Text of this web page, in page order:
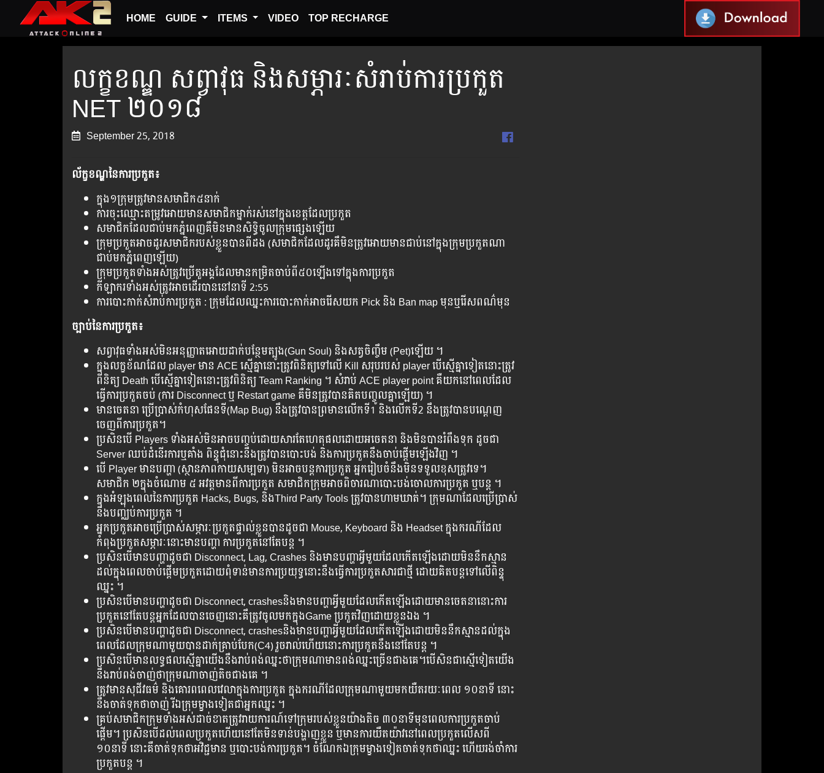
HOME GUIDE ITEMS VIDEO TOP RECHARGE
លក្ខខណ្ឌ​ សព្វាវុធ និង​សម្ភារៈសំរាប់​ការ​ប្រកួត​​
NET ២០១៨
September 25, 2018
ល័ក្ខខណ្ឌនៃ​ការ​ប្រកួត៖
ក្នុង​១​ក្រុម​ត្រូវមានសមាជិក​​៥នាក់
ការចុះឈ្មោះតម្រូវអោយមានសមាជិកម្នាក់រស់នៅក្នុងខេត្តដែលប្រកួត
សមាជិកដែលជាប់មកភ្នំពេញគឺមិនមានសិទ្ធិចូលក្រុមផ្សេងឡើយ
ក្រុមប្រកួតអាចដូរសមាជិករបស់ខ្លួនបានពីដង (សមាជិកដែលដូរគឹមិនត្រូវអោយមានជាប់នៅក្នុងក្រុមប្រកួតណា
ជាប់មកភំ្នពេញឡើយ)
ក្រុមប្រកួតទាំងអស់ត្រូវប្រើតួអង្គដែលមានកម្រិតចាប់ពី​៥០ឡើងទៅក្នុងការប្រកួត
កីឡាករទាំងអស់ត្រូវអាចដើរបាននៅនាទី 2:55
ការបោះកាក់សំរាប់ការប្រកួត : ក្រុមដែលឈ្នះការបោះកាក់អាចរើសយក Pick និង Ban map មុនឬរើសពណ៌មុន
ច្បាប់នៃការប្រកួត៖
សព្វាវុធទាំងអស់មិនអនុញ្ញាតអោយដាក់បន្ថែមត្បូង(Gun Soul) និង​សត្វចិញ្ចឹម (Pet)​ឡើយ ។
ក្នុងលក្ខខ័ណដែល player មាន​ ACE ស្មើគ្នានោះត្រូវពិនិត្យទៅលើ Kill សរុបរបស់ player បើស្មើគ្នាទៀតនោះត្រូវ
ពិនិត្យ Death បើស្មើគ្នាទៀតនោះត្រូវពិនិត្យ Team Ranking ។ សំរាប់ ACE player​ point គឺយកនៅពេលដែល
ធ្វើការប្រកួតចប់ (ការ Disconnect ឬ​ Restart game គឹមិនត្រូវបានគិតបញ្ចូលគ្នាឡើយ) ។
មានចេតនា ប្រើប្រាស់កំហុសផែនទី(Map Bug) នឹងត្រូវបានព្រមានលើកទី1 និងលើកទី2 នឹងត្រូវ​បាន​បណ្តេញ
ចេញពីការប្រកួត។
ប្រសិនបើ Players ទាំង​អស់​មិន​អាច​បញ្ចប់​ដោយ​សារ​តែ​ហេតុ​ផល​ដោយ​អចេតនា និង​មិន​បាន​​រំពឹង​ទុក ដូច​ជា
Server ​ឈប់​​​​ដំនើរ​​ការ​​ឬ​គាំង​ ពិន្ទុ​​ជុំ​​នោះ​នឹង​ត្រូវ​បាន​បោះ​បង់​ និង​ការ​ប្រកួត​នឹង​ចាប់​ផ្តើម​ឡើង​វិញ ។
​បើ​ Player មាន​បញ្ហា (ស្ថានភាពកាយសម្បទា) មិន​អាច​បន្ត​​ការ​ប្រកួត អ្នក​​រៀប​ចំ​នឹង​​មិន​ទទួល​​ខុស​ត្រូវ​ទេ។ ​
សមាជិក ២ក្នុងចំណោម ៥ អវត្តមានពីការប្រកួត​ សមាជិកក្រុមអាចពិចារណាបោះបង់ចោលការប្រកួត ឬបន្ត ។
ក្នុង​អំឡុង​ពេល​នៃ​ការ​ប្រកួត​ Hacks, Bugs, និងThird Party Tools ត្រូវបានហាមឃាត់។ ក្រុម​ណា​ដែល​ប្រើ​ប្រាស់​
នឹង​បញ្ឈប់​ការ​ប្រកួត​ ។
អ្នក​ប្រកួត​អាច​ប្រើ​ប្រាស់​សម្ភារៈប្រកួត​ផ្ទាល់​ខ្លួន​បាន​ដូច​ជា​ Mouse, Keyboard និង​ Headset ក្នុង​ករណី​ដែល​
កំពុង​ប្រកួតសម្ភារៈ​នោះ​មាន​បញ្ហា​ ការ​ប្រកួត​នៅ​តែ​បន្ត​ ។
ប្រសិន​បើ​មាន​បញ្ហា​ដូចជា​ Disconnect, Lag, Crashes និង​មាន​បញ្ហា​អ្វី​មួយ​ដែល​កើត​ឡើង​ដោយ​មិន​នឹក​ស្មាន​
ដល់​ក្នុង​ពេលចាប់ផ្ដើម​​ប្រកួត​ដោយ​ពុំទាន់​មាន​ការ​ប្រយុទ្ធ​នោះនឹង​ធ្វើ​ការ​ប្រកួត​សារ​ជាថ្មី​ ដោយ​គិត​បន្ត​ទៅ​លើ​ពិន្ទុ​
ឈ្នះ​ ។
ប្រសិន​បើ​មាន​បញ្ហា​ដូចជា​ Disconnect, crashesនិង​មាន​បញ្ហា​អ្វី​មួយ​ដែល​កើត​ឡើង​ដោយមានចេតនានោះការ​
ប្រកួត​នៅ​តែ​បន្ត​​អ្នក​ដែលបានចេញនោះគឹត្រូវចូលមកក្នុងGame ​ប្រកួត​វិញ​ដោយខ្លួនឯង ។
ប្រសិន​បើ​មាន​បញ្ហា​ដូចជា​ Disconnect, crashesនិង​មាន​បញ្ហា​អ្វី​មួយ​ដែល​កើត​ឡើង​ដោយ​មិន​នឹក​ស្មាន​ដល់​ក្នុង​
ពេលដែល​ក្រុម​ណា​មួយបាន​ដាក់​គ្រាប់បែក(C4)​ រួចរាល់ហើយ​នោះការ​ប្រកួត​នឹងនៅតែបន្ដ ។
ប្រសិនបើមានលទ្ធផលស្មើគ្នាយើងនឹងរាប់ពង់ឈ្នះថាក្រុមណាមានពង់ឈ្នះច្រើនជាងគេ។បើសិនជាស្មើទៀតយើង
នឹងរាប់ពង់ចាញ់ថាក្រុមណាចាញ់តិចជាងគេ ។​
ត្រូវ​មាន​សុជីវធម៌​ និងគោរព​ពេលវេលា​ក្នុង​ការ​ប្រកួត​ ក្នុង​ករណី​ដែល​ក្រុម​ណាមួយ​មក​យឺត​រយៈពេល​ ១០នាទី​ នោះ​
នឹង​ចាត់​ទុក​ថា​ចាញ់​ រី​ឯក្រុម​ម្ខាង​ទៀត​ជា​អ្នក​ឈ្នះ​ ។
គ្រប់​សមាជិក​ក្រុម​ទាំងអស់​ដាច់ខាត​ត្រូវ​រាយ​ការណ៍​ទៅ​ក្រុម​របស់​ខ្លួន​យ៉ាង​តិច​ ៣០នាទីមុន​ពេល​ការ​ប្រកួត​ចាប់​
ផ្តើម។ ប្រសិន​បើ​​ដល់​ពេល​ប្រកួត​ហើយ​នៅ​តែមិន​ទាន់​បង្ហាញ​ខ្លួន​ ឬមាន​ការ​យឺតយ៉ាវ​នៅ​ពេល​ប្រកួតលើស​ពី​
១០នាទី​ នោះ​គឺ​​ចាត់ទុក​ថាអវិជ្ជមាន ឬ​បោះ​បង់​ការ​ប្រកួត​។ ចំណែក​ឯ​ក្រុម​ម្ខាង​ទៀត​ចាត់​ទុក​ថា​ឈ្នះ​ ហើយ​រង់ចាំ​ការ​
ប្រកួត​បន្ត ។